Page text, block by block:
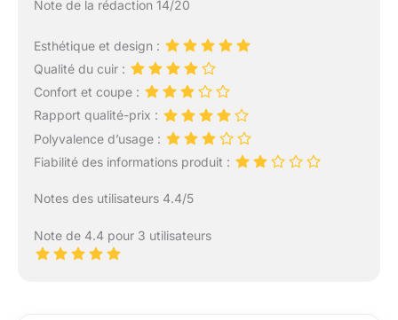
Note de la rédaction 14/20
Esthétique et design :
Qualité du cuir :
Confort et coupe :
Rapport qualité-prix :
Polyvalence d’usage :
Fiabilité des informations produit :
Notes des utilisateurs 4.4/5
Note de 4.4 pour 3 utilisateurs